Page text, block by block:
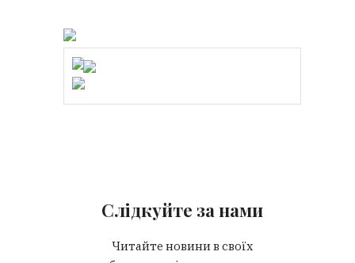
Слідкуйте за нами
Читайте новини в своїх